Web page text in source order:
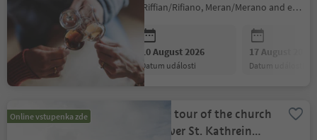
Riffian/Rifiano, Meran/Merano and environs
10 August 2026
datum události
17 August 2026
datum události
Online vstupenka zde
Guided tour of the church
- discover St. Kathrein